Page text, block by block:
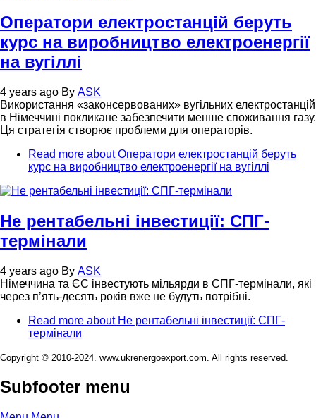
Оператори електростанцій беруть
курс на виробництво електроенергії
на вугіллі
4 years ago By ASK
Використання «законсервованих» вугільних електростанцій
в Німеччині покликане забезпечити менше споживання газу.
Ця стратегія створює проблеми для операторів.
Read more about Оператори електростанцій беруть
курс на виробництво електроенергії на вугіллі
Не рентабельні інвестиції: СПГ-
термінали
4 years ago By ASK
Німеччина та ЄС інвестують мільярди в СПГ-термінали, які
через п’ять-десять років вже не будуть потрібні.
Read more about Не рентабельні інвестиції: СПГ-
термінали
Copyright © 2010-2024. www.ukrenergoexport.com. All rights reserved.
Subfooter menu